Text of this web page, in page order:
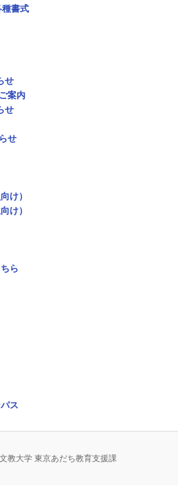
書式
せ
案内
せ
せ
け）
け）
ら
ス
教大学 東京あだち教育支援課